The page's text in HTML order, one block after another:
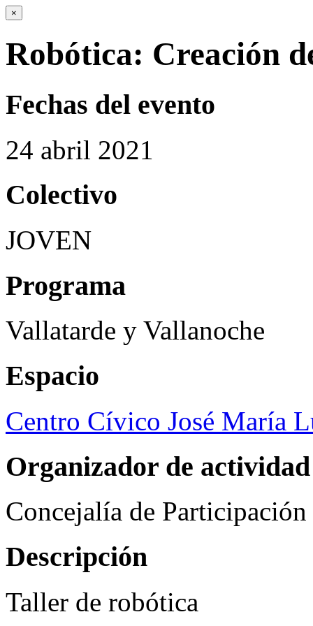
×
Robótica: Creación
Fechas del evento
24 abril 2021
Colectivo
JOVEN
Programa
Vallatarde y Vallanoche
Espacio
Centro Cívico José María
Organizador de actividad
Concejalía de
Descripción
Taller de robótica